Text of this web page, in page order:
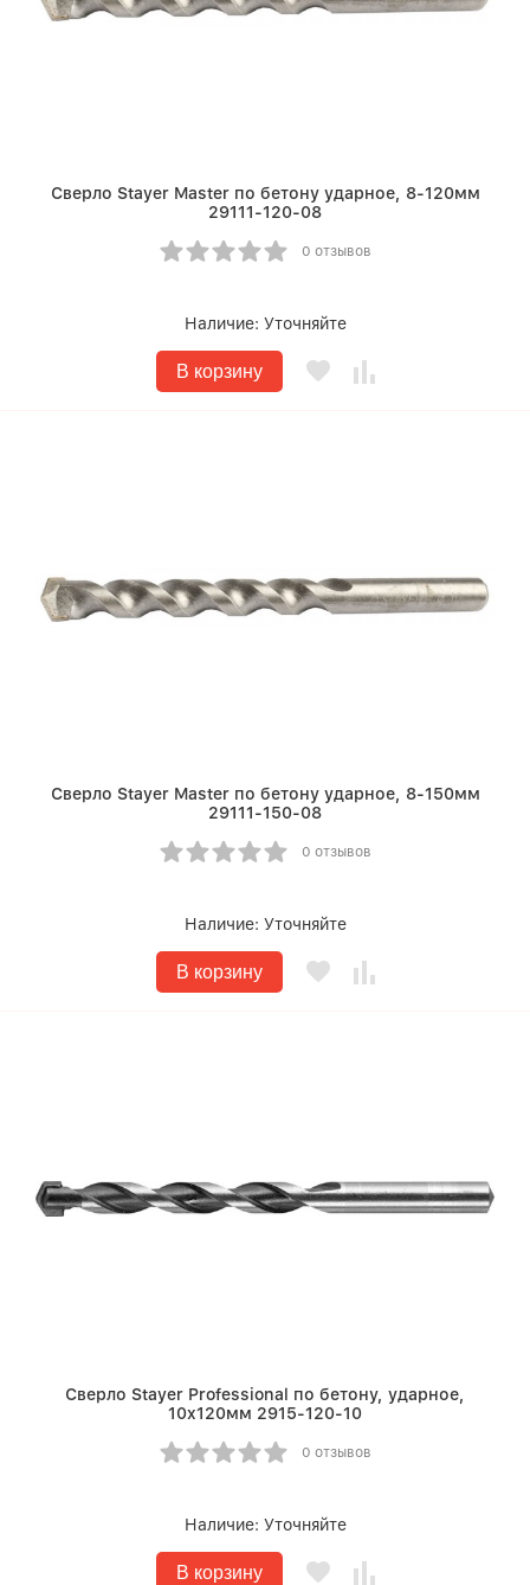
Сверло Stayer Master по бетону ударное, 8-120мм
29111-120-08
0 отзывов
Наличие: Уточняйте
В корзину
Сверло Stayer Master по бетону ударное, 8-150мм
29111-150-08
0 отзывов
Наличие: Уточняйте
В корзину
Сверло Stayer Professional по бетону, ударное,
10x120мм 2915-120-10
0 отзывов
Наличие: Уточняйте
В корзину